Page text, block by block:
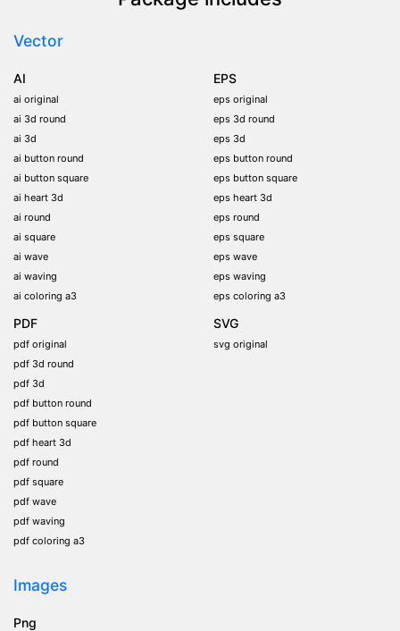
Vector
AI
ai original
ai 3d round
ai 3d
ai button round
ai button square
ai heart 3d
ai round
ai square
ai wave
ai waving
ai coloring a3
EPS
eps original
eps 3d round
eps 3d
eps button round
eps button square
eps heart 3d
eps round
eps square
eps wave
eps waving
eps coloring a3
PDF
pdf original
pdf 3d round
pdf 3d
pdf button round
pdf button square
pdf heart 3d
pdf round
pdf square
pdf wave
pdf waving
pdf coloring a3
SVG
svg original
Images
Png